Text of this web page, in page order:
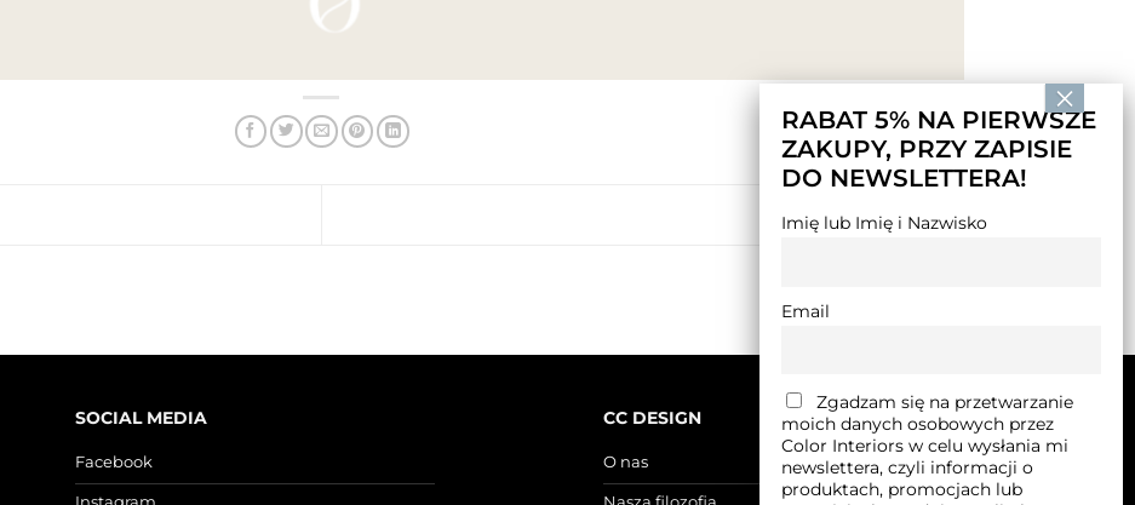
SHOP THE LOOK 56
SOCIAL MEDIA
Facebook
Instagram
CC DESIGN
O nas
Nasza filozofia
RABAT 5% NA PIERWSZE
ZAKUPY, PRZY ZAPISIE
DO NEWSLETTERA!
Imię lub Imię i Nazwisko
Email
Zgadzam się na przetwarzanie
moich danych osobowych przez
Color Interiors w celu wysłania mi
newslettera, czyli informacji o
produktach, promocjach lub